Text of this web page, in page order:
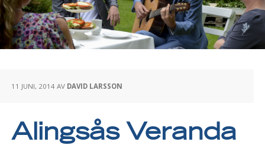
11 JUNI, 2014 AV DAVID LARSSON
Alingsås Veranda